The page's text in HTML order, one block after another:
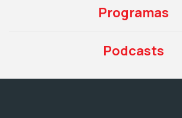
Programas
Podcasts